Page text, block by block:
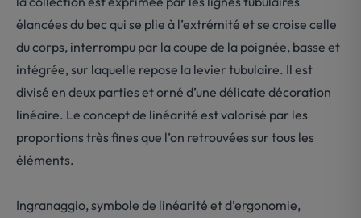
élancées du bec qui se plie à l’extrémité et se croise celle
du corps, interrompu par la coupe de la poignée, basse et
intégrée, sur laquelle repose la levier tubulaire. Il est
divisé en deux parties et orné d’une délicate décoration
linéaire. Le concept de linéarité est valorisé par les
proportions très fines que l’on retrouvées sur tous les
éléments.
Ingranaggio, symbole de linéarité et d’ergonomie,